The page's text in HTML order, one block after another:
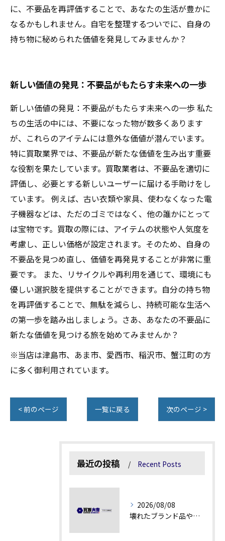
に、不要品を再評価することで、あなたの生活が豊かに
なるかもしれません。自宅を整理するついでに、自身の
持ち物に秘められた価値を発見してみませんか？
新しい価値の発見：不要品がもたらす未来への一歩
新しい価値の発見：不要品がもたらす未来への一歩 私た
ちの生活の中には、不要になった物が数多くあります
が、これらのアイテムには意外な価値が潜んでいます。
特に買取業界では、不要品が新たな価値を生み出す重要
な役割を果たしています。買取業者は、不要品を適切に
評価し、必要とする新しいユーザーに届ける手助けをし
ています。 例えば、古い衣類や家具、使わなくなった電
子機器などは、ただのゴミではなく、他の誰かにとって
は宝物です。買取の際には、アイテムの状態や人気度を
考慮し、正しい価格が設定されます。そのため、自身の
不要品を見つめ直し、価値を再発見することが非常に重
要です。 また、リサイクルや再利用を通じて、環境にも
優しい選択肢を提供することができます。自分の持ち物
を再評価することで、無駄を減らし、持続可能な生活へ
の第一歩を踏み出しましょう。さあ、あなたの不要品に
新たな価値を見つける旅を始めてみませんか？
※当店は津島市、あま市、愛西市、稲沢市、蟹江町の方
に多く御利用されています。
< 前のページ 一覧に戻る 次のページ >
最近の投稿 Recent Posts
2026/08/08
壊れたブランド品や汚れアクセサリーの買取価値解説